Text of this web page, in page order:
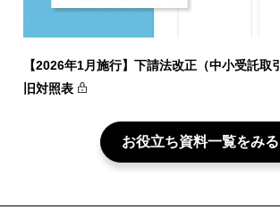
【2026年1月施行】下請法改正（中小受託取
旧対照表
お役立ち資料一覧をみる